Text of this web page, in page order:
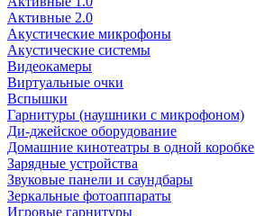
Активные 2.0
Акустические микрофоны
Акустические системы
Видеокамеры
Виртуальные очки
Вспышки
Гарнитуры (наушники с микрофоном)
Ди-джейское оборудование
Домашние кинотеатры в одной коробке
Зарядные устройства
Звуковые панели и саундбары
Зеркальные фотоаппараты
Игровые гарнитуры